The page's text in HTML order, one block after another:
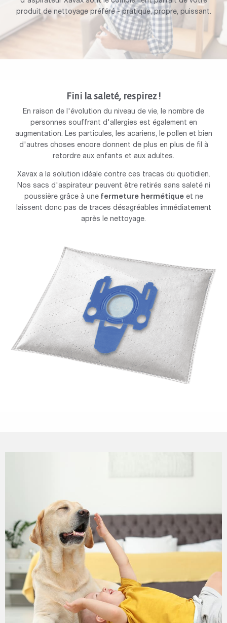
produit de nettoyage préféré - pratique, propre, puissant.
Fini la saleté, respirez !
En raison de l'évolution du niveau de vie, le nombre de
personnes souffrant d'allergies est également en
augmentation. Les particules, les acariens, le pollen et bien
d'autres choses encore donnent de plus en plus de fil à
retordre aux enfants et aux adultes.
Xavax a la solution idéale contre ces tracas du quotidien.
Nos sacs d'aspirateur peuvent être retirés sans saleté ni
poussière grâce à une fermeture hermétiqueet ne
laissent donc pas de traces désagréables immédiatement
après le nettoyage.